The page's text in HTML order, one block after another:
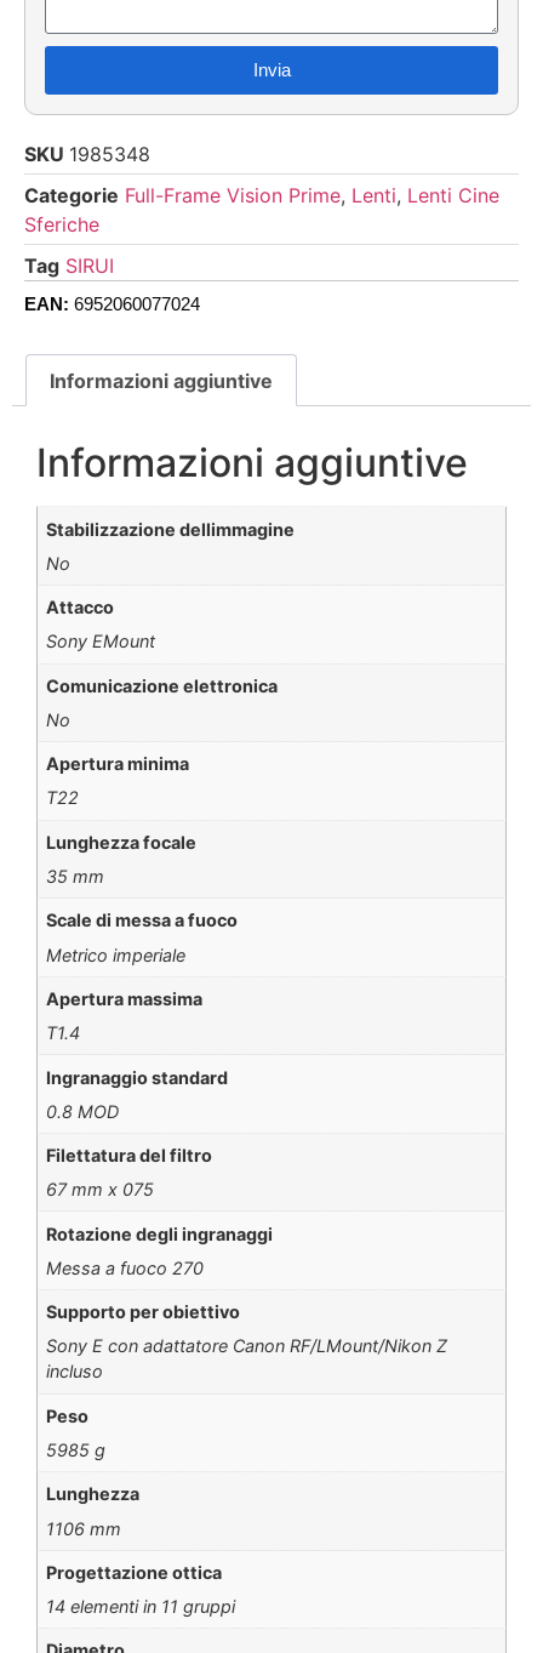
Invia
SKU 1985348
Categorie Full-Frame Vision Prime, Lenti, Lenti Cine
Sferiche
Tag SIRUI
EAN: 6952060077024
Informazioni aggiuntive
Informazioni aggiuntive
Stabilizzazione dellimmagine
No
Attacco
Sony EMount
Comunicazione elettronica
No
Apertura minima
T22
Lunghezza focale
35 mm
Scale di messa a fuoco
Metrico imperiale
Apertura massima
T1.4
Ingranaggio standard
0.8 MOD
Filettatura del filtro
67 mm x 075
Rotazione degli ingranaggi
Messa a fuoco 270
Supporto per obiettivo
Sony E con adattatore Canon RF/LMount/Nikon Z
incluso
Peso
5985 g
Lunghezza
1106 mm
Progettazione ottica
14 elementi in 11 gruppi